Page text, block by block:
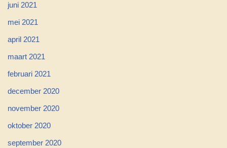
juni 2021
mei 2021
april 2021
maart 2021
februari 2021
december 2020
november 2020
oktober 2020
september 2020